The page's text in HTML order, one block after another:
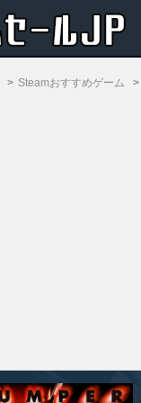
Steamおすすめゲーム